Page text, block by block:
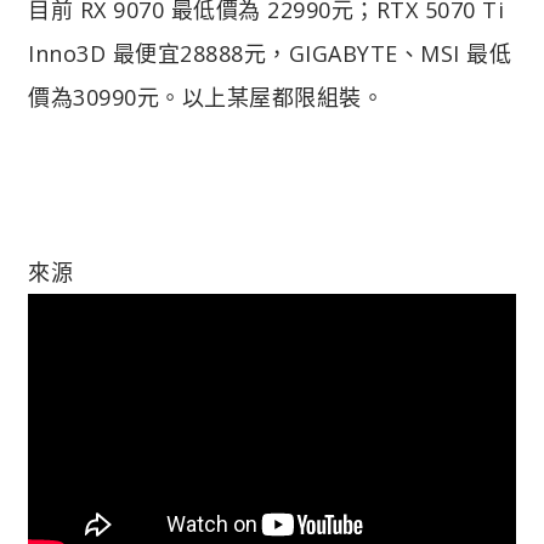
目前 RX 9070 最低價為 22990元；RTX 5070 Ti
Inno3D 最便宜28888元，GIGABYTE、MSI 最低
價為30990元。以上某屋都限組裝。
來源